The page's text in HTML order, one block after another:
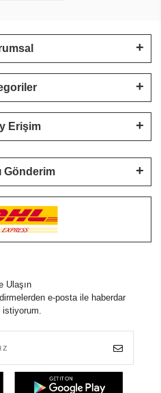
Erişim
Gönderim
Ulaşın
e-posta ile haberdar